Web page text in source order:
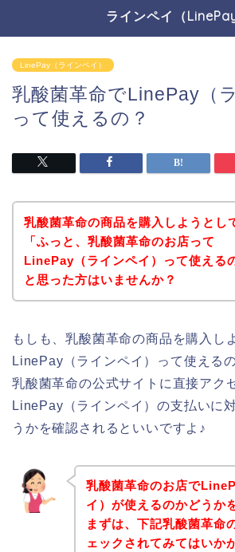
ラインペイ（LinePay
LinePay（ラインペイ）
乳酸菌革命でLinePay（
って使えるの？
乳酸菌革命の商品を購入しようとし
「ふっと、乳酸菌革命のお店って
LinePay（ラインペイ）って使える
と思った方はいませんか？
もしも、乳酸菌革命の商品を購入し
LinePay（ラインペイ）って使える
乳酸菌革命の公式サイトに直接アク
LinePay（ラインペイ）の支払いに
うかを確認されるといいですよ♪
乳酸菌革命のお店で
イ）が使えるのかどうか
まずは、下記乳酸菌革命
ェックされてみてはいか